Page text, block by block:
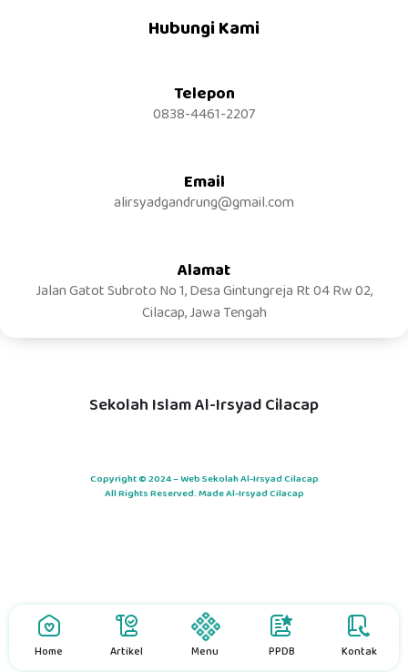
Hubungi Kami
Telepon
0838-4461-2207
Email
alirsyadgandrung@gmail.com
Alamat
Jalan Gatot Subroto No 1, Desa Gintungreja Rt 04 Rw 02,
Cilacap, Jawa Tengah
Sekolah Islam Al-Irsyad Cilacap
Copyright © 2024 – Web Sekolah Al-Irsyad Cilacap
All Rights Reserved. Made Al-Irsyad Cilacap
Home Artikel Menu PPDB Kontak